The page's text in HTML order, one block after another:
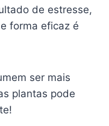
de estresse,
forma eficaz é
ser mais
plantas pode